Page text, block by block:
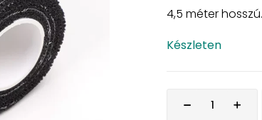
4,5 méter hosszú.
Készleten